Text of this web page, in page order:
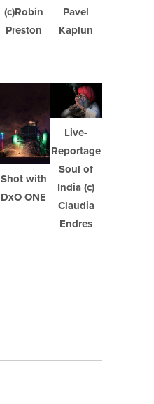
(c)Robin
Preston
Pavel
Kaplun
Shot with
DxO ONE
Live-
Reportage
Soul of
India (c)
Claudia
Endres